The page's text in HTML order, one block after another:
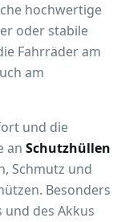
hochwertige
oder stabile
Fahrräder am
am
und die
an Schutzhüllen
Schmutz und
Besonders
und des Akkus